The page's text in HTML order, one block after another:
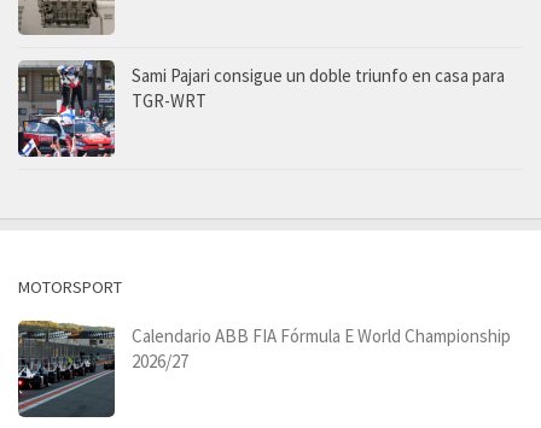
Sami Pajari consigue un doble triunfo en casa para
TGR-WRT
MOTORSPORT
Calendario ABB FIA Fórmula E World Championship
2026/27